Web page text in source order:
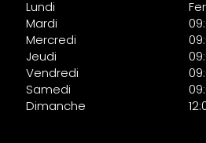
Lundi
Mardi
Mercredi
Jeudi
Vendredi
Samedi
Dimanche